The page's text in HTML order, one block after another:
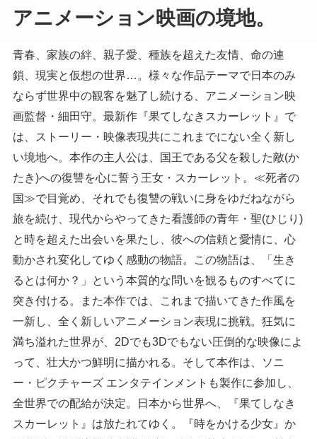
アニメーション映画の境地。
青春、家族の絆、親子愛、種族を超えた友情、命の連
鎖、現実と仮想の世界…。様々な作品テーマで日本のみ
ならず世界中の観客を魅了し続ける、アニメーション映
画監督・細田守。最新作『果てしなきスカーレット』で
は、ストーリー・映像表現共にこれまでにない全く新し
い境地へ。本作の主人公は、国王である父を殺した敵(か
たき)への復讐を心に誓う王女・スカーレット。≪死者の
国≫で目覚め、それでも復讐の戦いに身をゆだねながら
旅を続け、現代からやってきた看護師の青年・聖(ひじり)
と時を超えた出会いを果たし、彼への信頼と愛情に、心
動かされ変化してゆく感動の物語。この物語は、「生き
るとは何か？」という本質的な問いを観るものすべてに
突き付ける。また本作では、これまで描いてきた作風を
一新し、全く新しいアニメーション表現に挑戦。狂気に
満ち溢れた世界が、2Dでも3Dでもない圧倒的な映像によ
って、壮大かつ鮮明に描かれる。そして本作は、ソニ
ー・ピクチャーズ エンタテインメントも製作に参加し、
全世界での配給が決定。日本から世界へ、『果てしなき
スカーレット』は放たれてゆく。『時をかける少女』か